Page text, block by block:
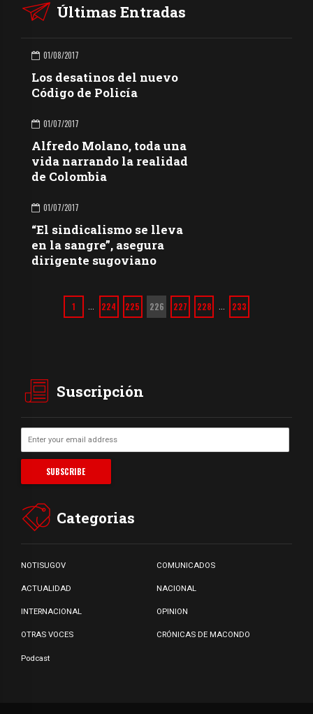
Últimas Entradas
01/08/2017
Los desatinos del nuevo
Código de Policía
01/07/2017
Alfredo Molano, toda una
vida narrando la realidad
de Colombia
01/07/2017
“El sindicalismo se lleva
en la sangre”, asegura
dirigente sugoviano
1 224 225 226 227 228 233
Suscripción
Categorias
NOTISUGOV COMUNICADOS
ACTUALIDAD NACIONAL
INTERNACIONAL OPINION
OTRAS VOCES CRÓNICAS DE MACONDO
Podcast